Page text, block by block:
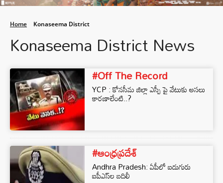
Home Konaseema District
Konaseema District News
#Off The Record
YCP : కోనసీమ జిల్లా ఎస్పీ పై వేటుకు అసలు
కారణాలేంటి..?
#ఆంధ్రప్రదేశ్
Andhra Pradesh: ఏపీలో ఐదుగురు
ఐపీఎస్‌ల బదిలీ